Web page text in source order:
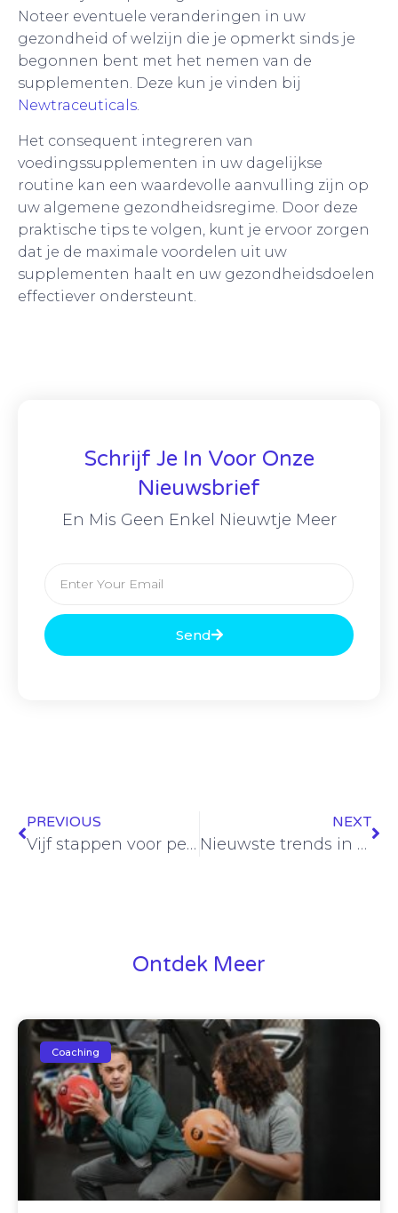
Noteer eventuele veranderingen in uw
gezondheid of welzijn die je opmerkt sinds je
begonnen bent met het nemen van de
supplementen. Deze kun je vinden bij
Newtraceuticals.
Het consequent integreren van
voedingssupplementen in uw dagelijkse
routine kan een waardevolle aanvulling zijn op
uw algemene gezondheidsregime. Door deze
praktische tips te volgen, kunt je ervoor zorgen
dat je de maximale voordelen uit uw
supplementen haalt en uw gezondheidsdoelen
effectiever ondersteunt.
Schrijf Je In Voor Onze
Nieuwsbrief
En Mis Geen Enkel Nieuwtje Meer
Send
PREVIOUS
Vijf stappen voor persoonlijke ontwikkeling in jemidlife
NEXT
Nieuwste trends in de supplementenindustrie: een overzicht voor 2024
Ontdek Meer
Coaching